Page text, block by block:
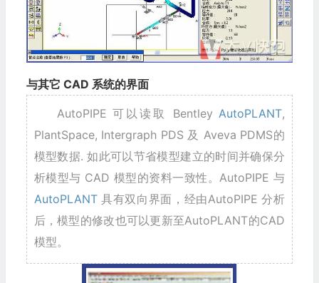
与其它 CAD 系统的界面
AutoPIPE 可以读取 Bentley AutoPLANT,
PlantSpace, Intergraph PDS 及 Aveva PDMS的
模型数据. 如此可以节省模型建立的时间并确保分
析模型与 CAD 模型的资料一致性。AutoPIPE 与
AutoPLANT具有双向界面，经由AutoPIPE 分析
后，模型的修改也可以更新至AutoPLANT的CAD
模型。